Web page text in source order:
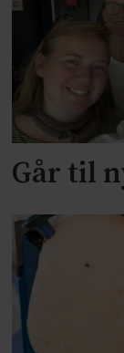
Går til